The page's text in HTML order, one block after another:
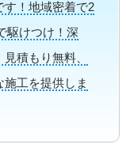
す！地域密着で2
駆けつけ！深
積もり無料、
工を提供しま